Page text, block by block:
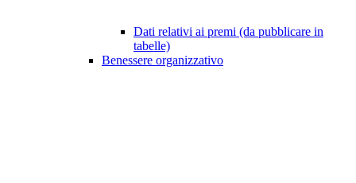
Dati relativi ai premi (da pubblicare in
tabelle)
Benessere organizzativo